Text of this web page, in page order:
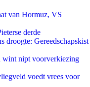
van Hormuz, VS
derde
droogte: Gereedschapskist
wint nipt voorverkiezing
voedt vrees voor